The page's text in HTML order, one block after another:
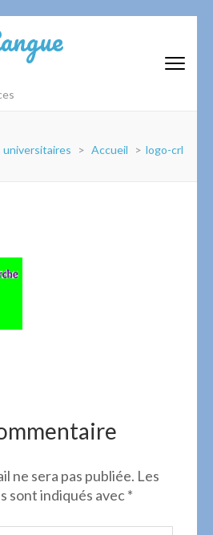
universitaires > Accueil > logo-crl
ne sera pas publiée. Les
sont indiqués avec*